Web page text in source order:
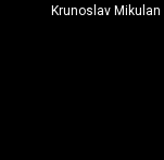
Krunoslav Mikulan